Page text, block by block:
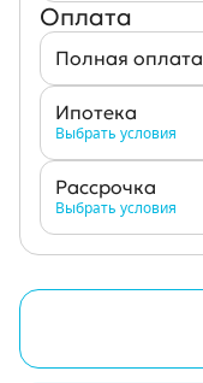
Оплата
Полная оплата
Ипотека
Выбрать условия
Рассрочка
Выбрать условия